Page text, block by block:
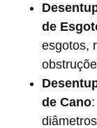
de
esgotos,
de Cano